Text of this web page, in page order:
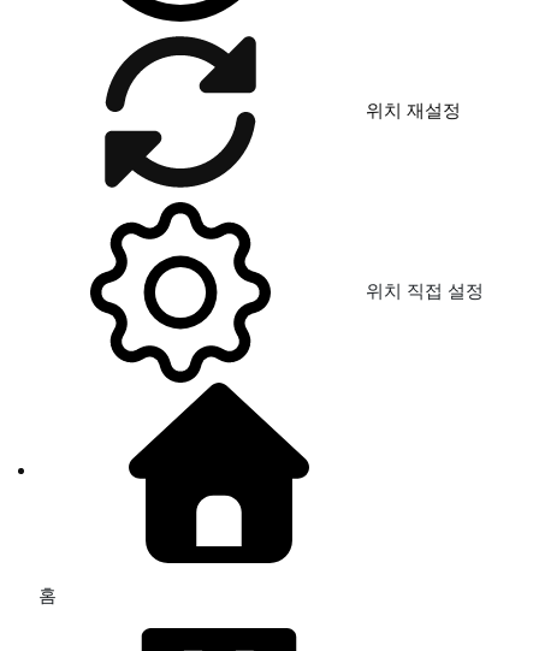
위치 재설정
위치 직접 설정
홈